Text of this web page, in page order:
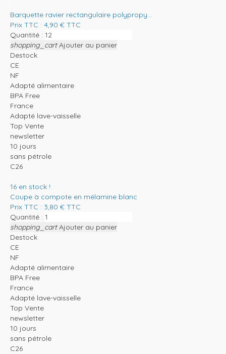
Barquette ravier rectangulaire polypropy...
Prix TTC : 4,90 € TTC
Quantité :
shopping_cart Ajouter au panier
Destock
CE
NF
Adapté alimentaire
BPA Free
France
Adapté lave-vaisselle
Top Vente
newsletter
10 jours
sans pétrole
C26
16 en stock !
Coupe à compote en mélamine blanc
Prix TTC : 3,80 € TTC
Quantité :
shopping_cart Ajouter au panier
Destock
CE
NF
Adapté alimentaire
BPA Free
France
Adapté lave-vaisselle
Top Vente
newsletter
10 jours
sans pétrole
C26